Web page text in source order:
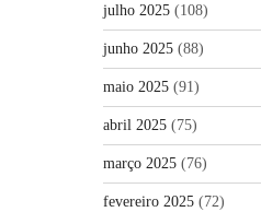
julho 2025 (108)
junho 2025 (88)
maio 2025 (91)
abril 2025 (75)
março 2025 (76)
fevereiro 2025 (72)